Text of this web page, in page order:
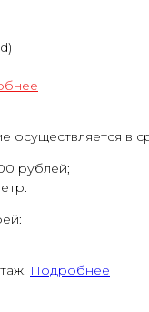
осуществляется в
рублей;
Подробнее